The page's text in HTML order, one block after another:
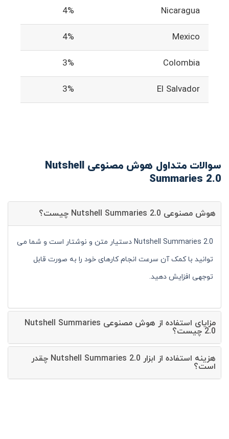
Nicaragua
4%
Mexico
4%
Colombia
3%
El Salvador
3%
سوالات متداول هوش مصنوعی Nutshell
Summaries 2.0
هوش مصنوعی Nutshell Summaries 2.0 چیست؟
Nutshell Summaries 2.0 دستیار متن و نوشتار است و شما می
توانید با کمک آن سرعت انجام کارهای خود را به صورت قابل
توجهی افزایش دهید.
مزایای استفاده از هوش مصنوعی Nutshell Summaries
2.0 چیست؟
هزینه استفاده از ابزار Nutshell Summaries 2.0 چقدر
است؟